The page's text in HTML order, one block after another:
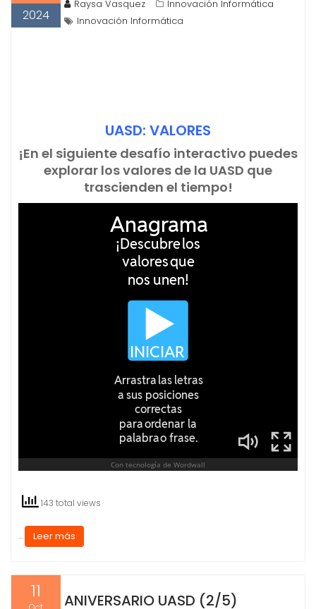
2024
Raysa Vasquez
Innovación Informática
Innovación Informática
UASD: VALORES
¡En el siguiente desafío interactivo puedes
explorar los valores de la UASD que
trascienden el tiempo!
143 total views
… Leer más
11 ANIVERSARIO UASD (2/5)